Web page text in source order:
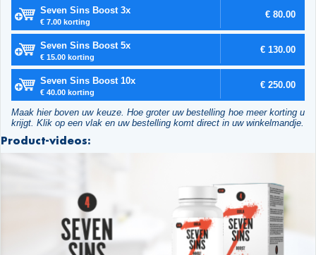
Seven Sins Boost 3x
€ 7.00 korting
€ 80.00
Seven Sins Boost 5x
€ 15.00 korting
€ 130.00
Seven Sins Boost 10x
€ 40.00 korting
€ 250.00
Maak hier boven uw keuze. Hoe groter uw bestelling hoe meer korting u
krijgt. Klik op een vlak en uw bestelling komt direct in uw winkelmandje.
Product-videos: